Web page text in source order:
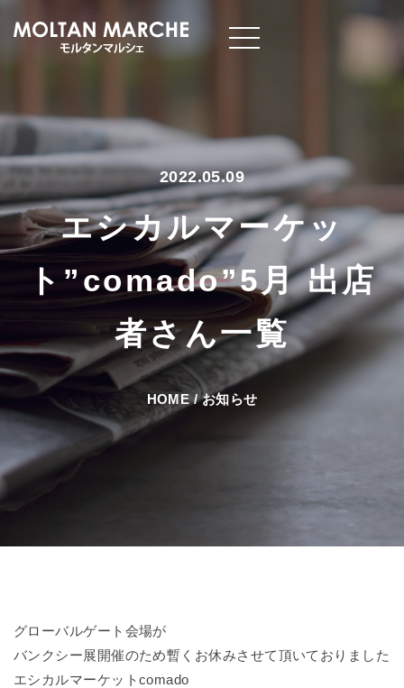
2022.05.09
エシカルマーケッ
ト”comado”5月 出店
者さん一覧
HOME/お知らせ
グローバルゲート会場が
バンクシー展開催のため暫くお休みさせて頂いておりました
エシカルマーケットcomado